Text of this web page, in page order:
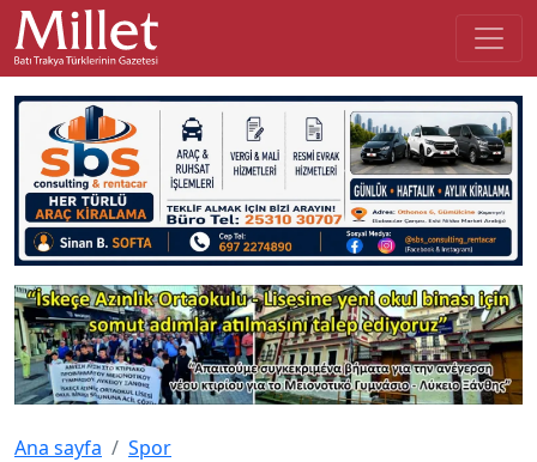
Ana sayfa Spor